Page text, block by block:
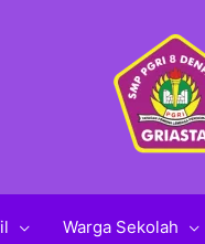
Warga Sekolah